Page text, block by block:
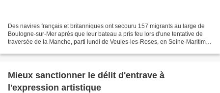
Des navires français et britanniques ont secouru 157 migrants au large de
Boulogne-sur-Mer après que leur bateau a pris feu lors d'une tentative de
traversée de la Manche, parti lundi de Veules-les-Roses, en Seine-Maritime.
Mieux sanctionner le délit d'entrave à
l'expression artistique